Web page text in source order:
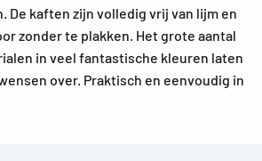
De kaften zijn volledig vrij van lijm en
zonder te plakken. Het grote aantal
in veel fantastische kleuren laten
over. Praktisch en eenvoudig in